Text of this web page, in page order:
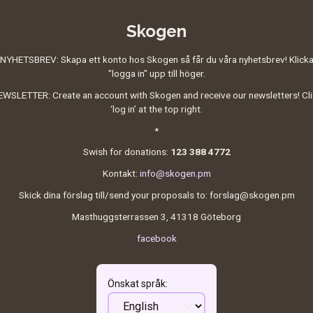
Skogen
NYHETSBREV: Skapa ett konto hos Skogen så får du våra nyhetsbrev! Klicka
"logga in" upp till höger.
Create an account with Skogen and receive our newsletters!
‘log in’ at the top right.
*
Swish for donations: 123 388 4772
Kontakt: info@skogen.pm
Skick dina förslag till/send your proposals to: forslag@skogen.pm
Masthuggsterrassen 3, 41318 Göteborg
facebook
Önskat språk: